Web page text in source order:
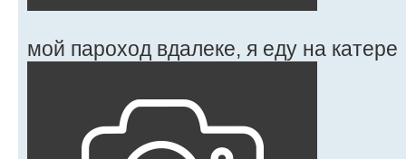
мой пароход вдалеке, я еду на катере